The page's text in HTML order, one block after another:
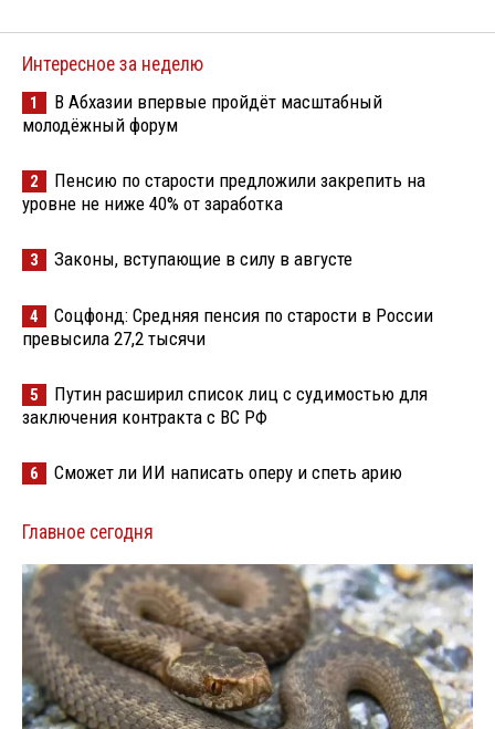
Интересное за неделю
1
В Абхазии впервые пройдёт масштабный
молодёжный форум
2
Пенсию по старости предложили закрепить на
уровне не ниже 40% от заработка
3 Законы, вступающие в силу в августе
4
Соцфонд: Средняя пенсия по старости в России
превысила 27,2 тысячи
5
Путин расширил список лиц с судимостью для
заключения контракта с ВС РФ
6 Сможет ли ИИ написать оперу и спеть арию
Главное сегодня